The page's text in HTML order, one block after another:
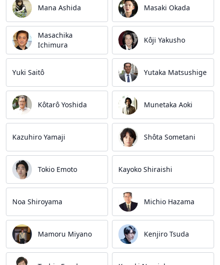
Mana Ashida Masaki Okada
Masachika
Ichimura
Kôji Yakusho
Yuki Saitô Yutaka Matsushige
Kôtarô Yoshida Munetaka Aoki
Kazuhiro Yamaji Shôta Sometani
Tokio Emoto Kayoko Shiraishi
Noa Shiroyama Michio Hazama
Mamoru Miyano Kenjiro Tsuda